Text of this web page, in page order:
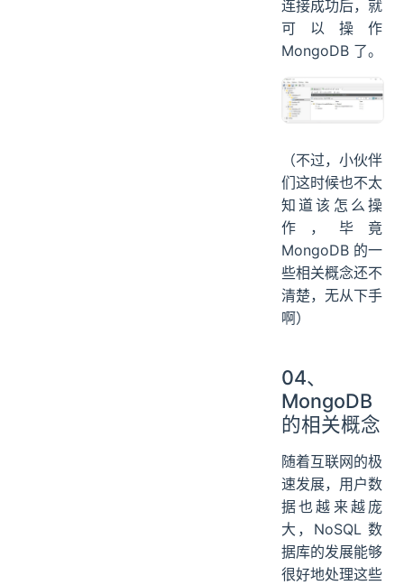
连接成功后，就
可以操作
MongoDB 了。
（不过，小伙伴
们这时候也不太
知道该怎么操
作，毕竟
MongoDB 的一
些相关概念还不
清楚，无从下手
啊）
04、
MongoDB
的相关概念
随着互联网的极
速发展，用户数
据也越来越庞
大，NoSQL 数
据库的发展能够
很好地处理这些